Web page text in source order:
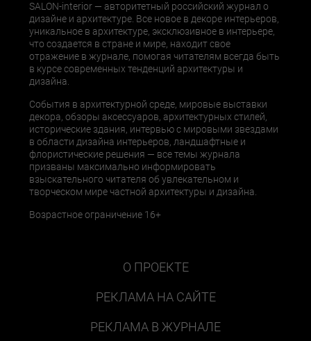
SALON-interior — авторитетный российский журнал о
дизайне и архитектуре. Все новое в декоре интерьеров,
уникальное в архитектуре, эксклюзивное в интерьере,
что создается в стране и мире, находит свое
отражение в журнале, помогая читателям всегда быть
в курсе современных тенденций архитектуры и
дизайна.
События в архитектурной среде, мировые выставки
декора, обзоры аксессуаров, архитектурных стилей,
исторические здания, интервью с мировыми звездами
в области дизайна интерьеров, ландшафтные и
флористические решения — все темы журнала
призваны максимально информировать
взыскательного читателя об увлекательном и
творческом мире частной архитектуры и дизайна.
Возрастное ограничение 16+
О ПРОЕКТЕ
РЕКЛАМА НА САЙТЕ
РЕКЛАМА В ЖУРНАЛЕ